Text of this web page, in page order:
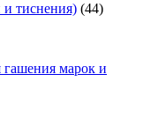
и тиснения) (44)
марок и